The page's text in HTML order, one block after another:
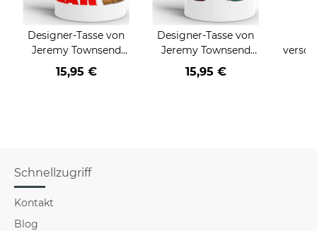
Designer-Tasse von
Jeremy Townsend
"Honeybear"
15,95 €
Designer-Tasse von
Jeremy Townsend
"The Blockhead"
15,95 €
Schnellzugriff
Kontakt
Blog